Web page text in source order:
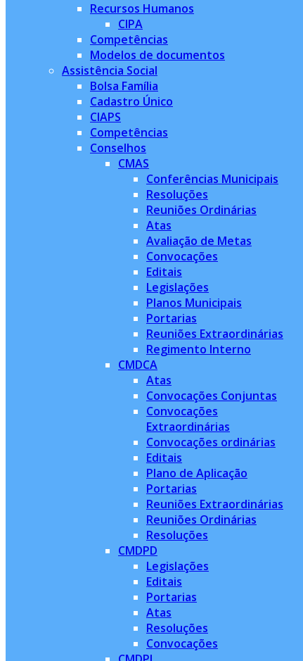
Recursos Humanos
CIPA
Competências
Modelos de documentos
Assistência Social
Bolsa Família
Cadastro Único
CIAPS
Competências
Conselhos
CMAS
Conferências Municipais
Resoluções
Reuniões Ordinárias
Atas
Avaliação de Metas
Convocações
Editais
Legislações
Planos Municipais
Portarias
Reuniões Extraordinárias
Regimento Interno
CMDCA
Atas
Convocações Conjuntas
Convocações
Extraordinárias
Convocações ordinárias
Editais
Plano de Aplicação
Portarias
Reuniões Extraordinárias
Reuniões Ordinárias
Resoluções
CMDPD
Legislações
Editais
Portarias
Atas
Resoluções
Convocações